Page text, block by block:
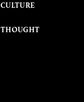
CULTURE
THOUGHT